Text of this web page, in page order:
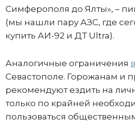
Симферополя до Ялты», –
(мы нашли пару АЗС, где
купить АИ-92 и ДТ Ultra).
Аналогичные ограничения
Севастополе. Горожанам и
рекомендуют ездить на
только по крайней
пользоваться